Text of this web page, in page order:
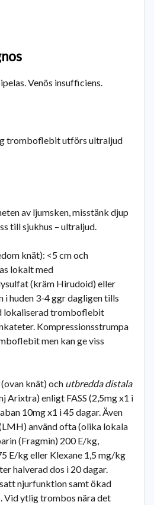
Venös insufficiens.
tromboflebit utförs ultraljud
av ljumsken, misstänk djup
till sjukhus – ultraljud.
knät): <5 cm och
lokalt med
(kräm Hirudoid) eller
i huden 3-4 ggr dagligen tills
lokaliserad tromboflebit
Kompressionsstrumpa
men kan ge viss
(ovan knät) och utbredda distala
Arixtra) enligt FASS (2,5mg x1 i
10mg x1 i 45 dagar. Även
använd ofta (olika lokala
(Fragmin) 200 E/kg,
E/kg eller Klexane 1,5 mg/kg
halverad dos i 20 dagar.
njurfunktion samt ökad
Vid ytlig trombos nära det